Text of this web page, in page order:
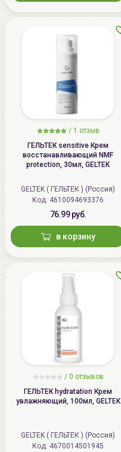
/ 1 отзыв
ГЕЛЬТЕК sensitive Крем
восстанавливающий NMF
protection, 30мл, GELTEK
GELTEK ( ГЕЛЬТЕК ) (Россия)
Код: 4610094693376
76.99 руб.
в корзину
/ 0 отзывов
ГЕЛЬТЕК hydratation Крем
увлажняющий, 100мл, GELTEK
GELTEK ( ГЕЛЬТЕК ) (Россия)
Код: 4670014501945